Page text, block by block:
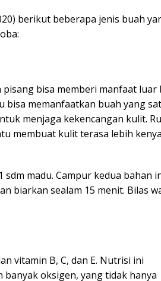
berikut beberapa jenis buah
bisa memberi manfaat luar
bisa memanfaatkan buah yang
menjaga kekencangan kulit.
membuat kulit terasa lebih
madu. Campur kedua bahan
biarkan sealam 15 menit. Bilas
vitamin B, C, dan E. Nutrisi ini
oksigen, yang tidak hanya